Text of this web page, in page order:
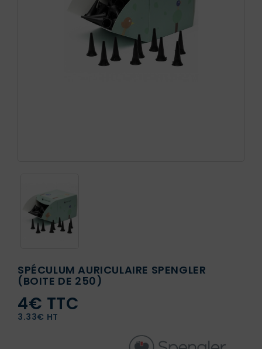
SPÉCULUM AURICULAIRE SPENGLER
(BOITE DE 250)
4€ TTC
3.33€ HT